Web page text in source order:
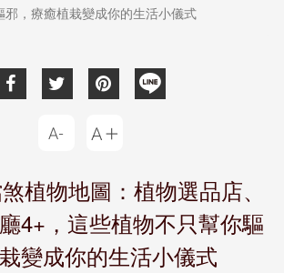
邪，療癒植栽變成你的生活小儀式
植物地圖：植物選品店、
4+，這些植物不只幫你驅
變成你的生活小儀式